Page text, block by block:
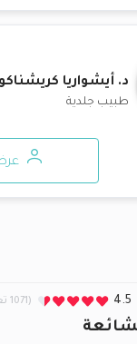
د. أيشواريا
طبيب جلدية
4.5 (1071 تعليقات المرضى)